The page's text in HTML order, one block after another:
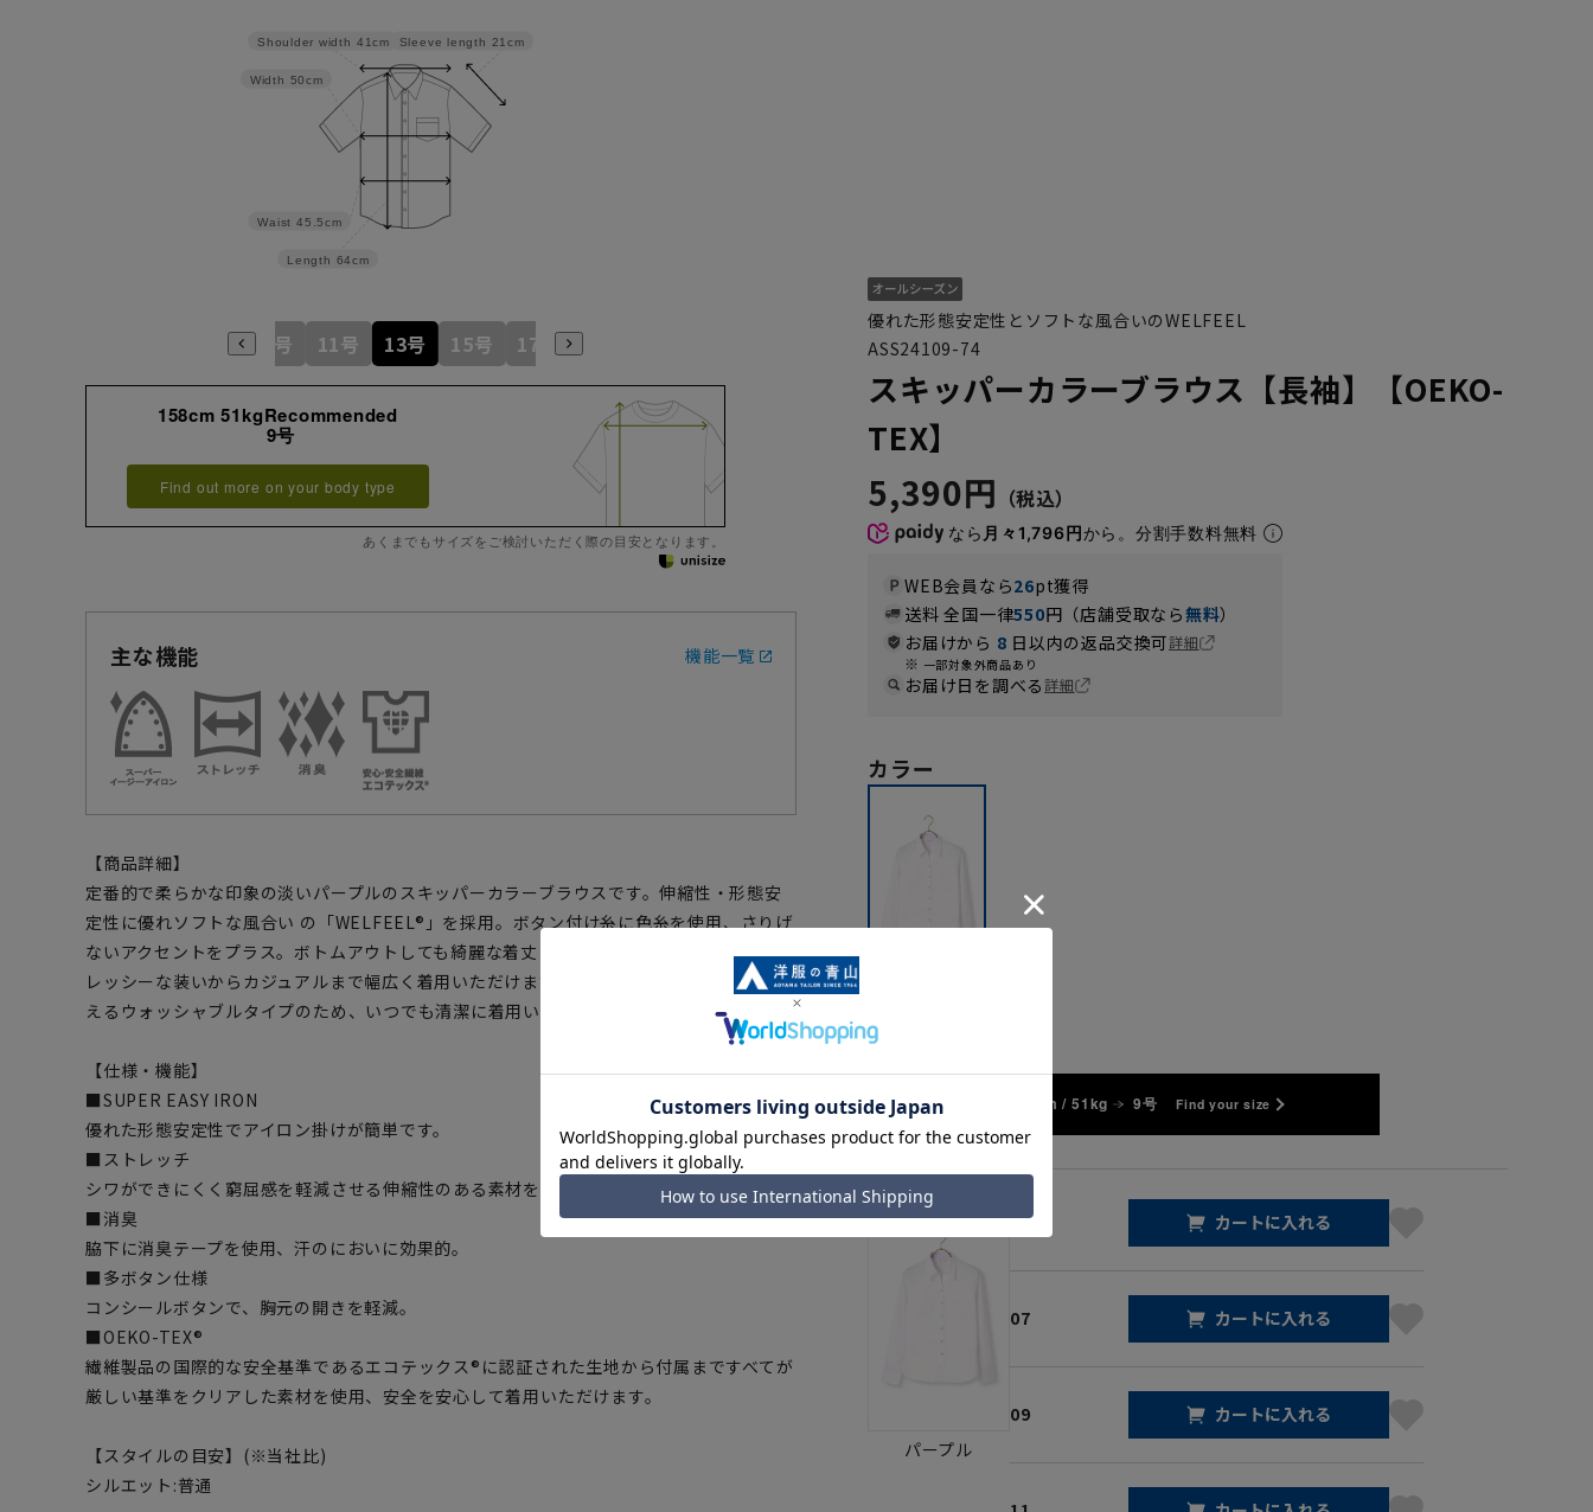
Sleeve length 21cm
Length 64cm
Waist 45.5cm
Width 50cm
Shoulder width 41cm
7号 9号 11号 13号 15号 17号
158cm 51kgRecommended
9号
Find out more on your body type
あくまでもサイズをご検討いただく際の目安となります。
主な機能 機能一覧
【商品詳細】
定番的で柔らかな印象の淡いパープルのスキッパーカラーブラウスです。伸縮性・形態安
定性に優れソフトな風合い の「WELFEEL®」を採用。ボタン付け糸に色糸を使用、さりげ
ないアクセントをプラス。ボトムアウトしても綺麗な着丈と裾のラインがポイントで、ド
レッシーな装いからカジュアルまで幅広く着用いただけます。万が一汚れてもご家庭で洗
えるウォッシャブルタイプのため、いつでも清潔に着用いただけます。
【仕様・機能】
■SUPER EASY IRON
優れた形態安定性でアイロン掛けが簡単です。
■ストレッチ
シワができにくく窮屈感を軽減させる伸縮性のある素材を使用。
■消臭
脇下に消臭テープを使用、汗のにおいに効果的。
■多ボタン仕様
コンシールボタンで、胸元の開きを軽減。
■OEKO-TEX®
繊維製品の国際的な安全基準であるエコテックス®に認証された生地から付属まですべてが
厳しい基準をクリアした素材を使用、安全を安心して着用いただけます。
【スタイルの目安】(※当社比)
シルエット:普通
優れた形態安定性とソフトな風合いのWELFEEL
ASS24109-74
スキッパーカラーブラウス【長袖】【OEKO-
TEX】
5,390円
なら 月々1,796円から。分割手数料無料
WEB会員なら26pt獲得
送料 全国一律550円（店舗受取なら無料）
お届けから 8 日以内の返品交換可詳細
一部対象外商品あり
お届け日を調べる詳細
カラー
158cm / 51kg 9号 Find your size
パープル
05 カートに入れる
07 カートに入れる
09 カートに入れる